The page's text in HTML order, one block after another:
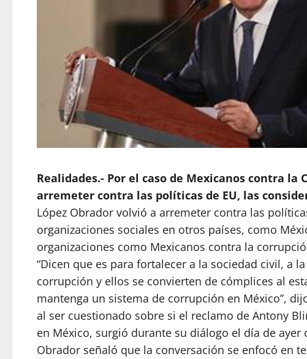
Realidades.- Por el caso de Mexicanos contra
arremeter contra las políticas de EU, las
López Obrador volvió a arremeter contra las
organizaciones sociales en otros países, como
organizaciones como Mexicanos contra la
“Dicen que es para fortalecer a la sociedad civil, a
corrupción y ellos se convierten de cómplices al
mantenga un sistema de corrupción en México”,
al ser cuestionado sobre si el reclamo de Antony
en México, surgió durante su diálogo el día de ayer
Obrador señaló que la conversación se enfocó en